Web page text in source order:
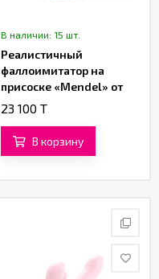
В наличии: 15 шт.
Реалистичный
фаллоимитатор на
присоске «Mendel» от
«Baile» (19,5 см)
23 100 T
В корзину